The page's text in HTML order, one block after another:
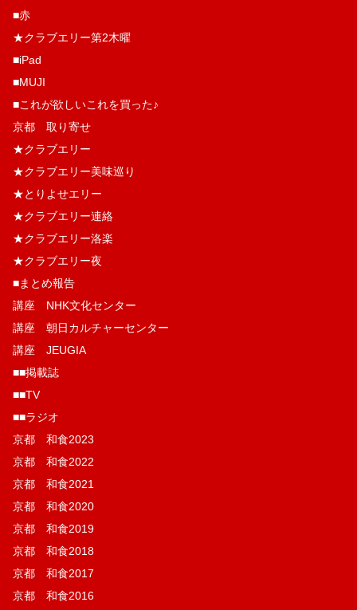
■赤
★クラブエリー第2木曜
■iPad
■MUJI
■これが欲しいこれを買った♪
京都 取り寄せ
★クラブエリー
★クラブエリー美味巡り
★とりよせエリー
★クラブエリー連絡
★クラブエリー洛楽
★クラブエリー夜
■まとめ報告
講座 NHK文化センター
講座 朝日カルチャーセンター
講座 JEUGIA
■■掲載誌
■■TV
■■ラジオ
京都 和食2023
京都 和食2022
京都 和食2021
京都 和食2020
京都 和食2019
京都 和食2018
京都 和食2017
京都 和食2016